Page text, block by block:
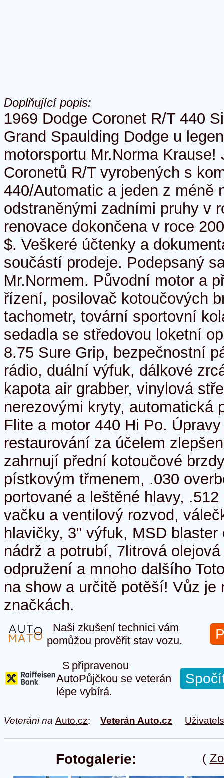
Doplňující popis:
1969 Dodge Coronet R/T 440
Grand Spaulding Dodge u
motorsportu Mr.Norma Krause!
Coronetů R/T vyrobených s
440/Automatic a jeden z méně
odstraněnými zadními pruhy v
renovace dokončena v roce
$. Veškeré účtenky a
součástí prodeje. Podepsaný
Mr.Normem. Původní motor a
řízení, posilovač kotoučových
tachometr, tovární sportovní
sedadla se středovou loketní
8.75 Sure Grip, bezpečnostní
rádio, duální výfuk, dálkové
kapota air grabber, vinylová
nerezovými kryty, automatická
Flite a motor 440 Hi Po.
restaurování za účelem
zahrnují přední kotoučové
pístkovým třmenem, .030
portované a leštěné hlavy,
vačku a ventilový rozvod,
hlavičky, 3" výfuk, MSD
nádrž a potrubí, 7litrová
odpružení a mnoho dalšího
na show a určitě potěší! Vůz je
značkách.
Naši zkušení technici vám
pomůžou prověřit stav vozu.
S připravenou
AutoPůjčkou se veterán
lépe vybírá.
Veteráni na Auto.cz: Veterán Auto.cz
(
Fotogalerie: